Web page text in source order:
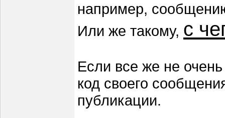
например,
Или же такому, с
Если все же не
код своего
публикации.